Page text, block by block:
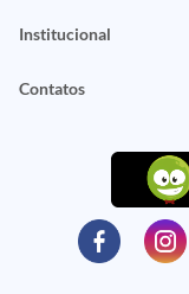
Institucional
Contatos